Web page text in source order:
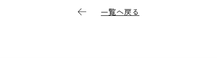
一覧へ戻る